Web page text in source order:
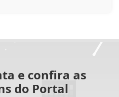
e confira as
do Portal